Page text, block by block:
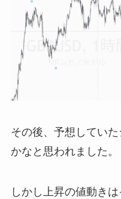
その後、予想してい
かなと思われました。
しかし上昇の値動き